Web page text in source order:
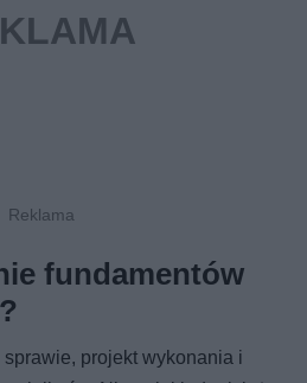
fundamentów
projekt wykonania i